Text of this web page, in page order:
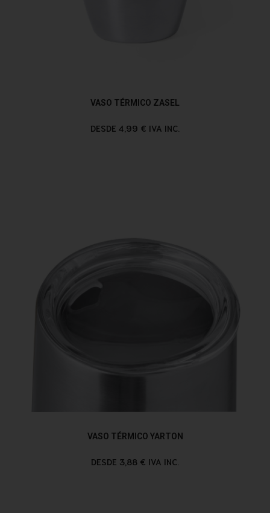
VASO TÉRMICO ZASEL
DESDE 4,99 € IVA INC.
VASO TÉRMICO YARTON
DESDE 3,88 € IVA INC.